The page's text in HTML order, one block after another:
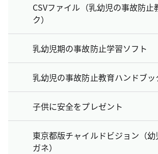
CSVファイル（乳幼児の事故防止
ク）
乳幼児期の事故防止学習ソフト
乳幼児の事故防止教育ハンドブッ
子供に安全をプレゼント
東京都版チャイルドビジョン（
ガネ）